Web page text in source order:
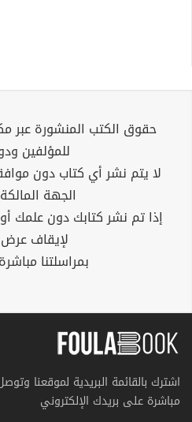
حقوق الكتب المنشورة عبر
للمؤلفين
لا يتم نشر أي كتاب دون
الجهة
إذا تم نشر كتابك دون علمك
لإيقاف عرض
بمراسلتنا
اشترك بالقائمة البريدية لموقعنا
مباشرة على بريدك الإلكتروني